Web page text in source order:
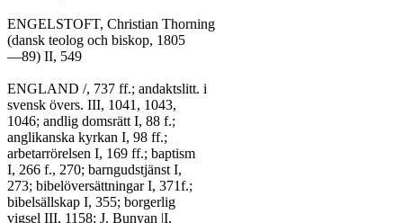
ENGELSTOFT, Christian Thorning
(dansk teolog och biskop, 1805
—89) II, 549
ENGLAND /, 737 ff.; andaktslitt. i
svensk övers. III, 1041, 1043,
1046; andlig domsrätt I, 88 f.;
anglikanska kyrkan I, 98 ff.;
arbetarrörelsen I, 169 ff.; baptism
I, 266 f., 270; barngudstjänst I,
273; bibelöversättningar I, 371f.;
bibelsällskap I, 355; borgerlig
vigsel III, 1158; J. Bunyan |I,